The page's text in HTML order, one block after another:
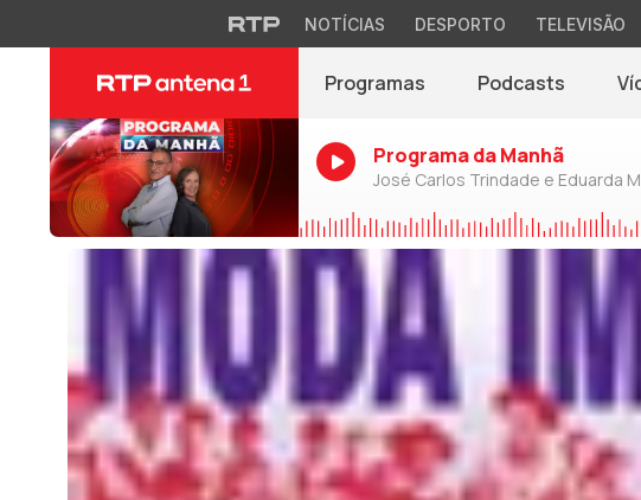
NOTÍCIAS DESPORTO TELEVISÃO
Programas Podcasts
Programa da Manhã
José Carlos Trindade e Eduarda